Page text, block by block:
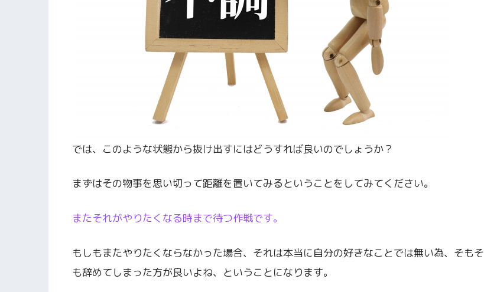
では、このような状態から抜け出すにはどうすれば良いのでしょうか？
まずはその物事を思い切って距離を置いてみるということをしてみてください。
またそれがやりたくなる時まで待つ作戦です。
もしもまたやりたくならなかった場合、それは本当に自分の好きなことでは無い為、そもそ
も辞めてしまった方が良いよね、ということになります。